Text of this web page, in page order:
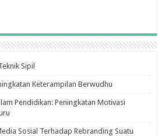
Sipil
Keterampilan Berwudhu
Pendidikan: Peningkatan Motivasi
Sosial Terhadap Rebranding Suatu